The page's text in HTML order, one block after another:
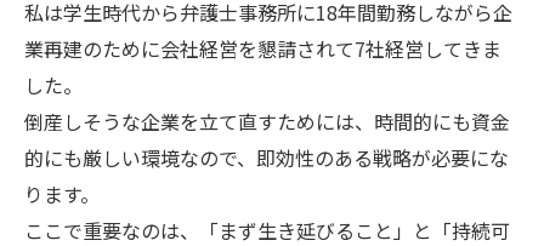
私は学生時代から弁護士事務所に18年間勤務しながら企
業再建のために会社経営を懇請されて7社経営してきま
した。
倒産しそうな企業を立て直すためには、時間的にも資金
的にも厳しい環境なので、即効性のある戦略が必要にな
ります。
ここで重要なのは、「まず生き延びること」と「持続可